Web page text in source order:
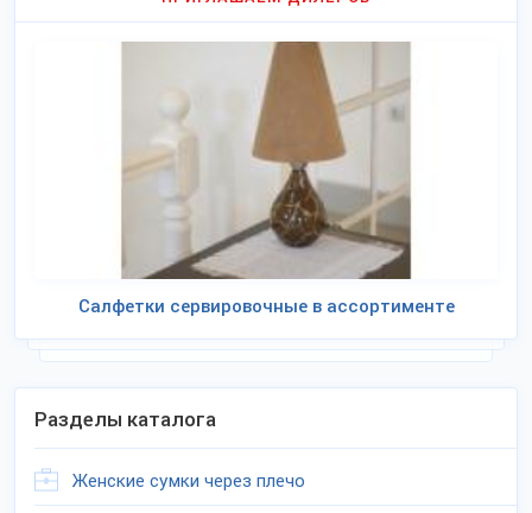
Салфетки сервировочные в ассортименте
Разделы каталога
Женские сумки через плечо